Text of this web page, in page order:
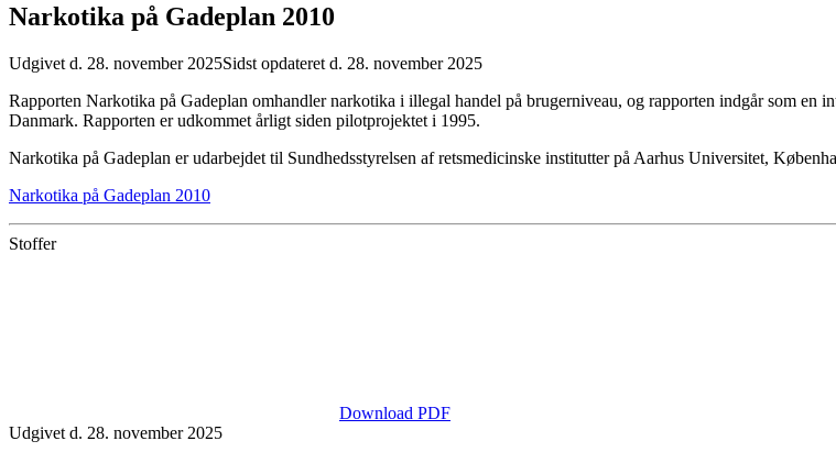
Narkotika på Gadeplan 2010
Udgivet d. 28. november 2025Sidst opdateret d. 28. november 2025
Rapporten Narkotika på Gadeplan omhandler narkotika i illegal handel på brugerniveau, og rapporten indgår som en
Danmark. Rapporten er udkommet årligt siden pilotprojektet i 1995.
Narkotika på Gadeplan er udarbejdet til Sundhedsstyrelsen af retsmedicinske institutter på Aarhus Universitet,
Narkotika på Gadeplan 2010
Stoffer
Download PDF
Udgivet d. 28. november 2025